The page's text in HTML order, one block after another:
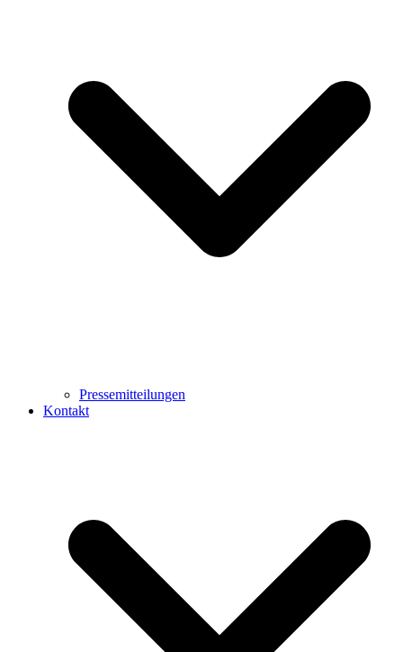
Pressemitteilungen
Kontakt